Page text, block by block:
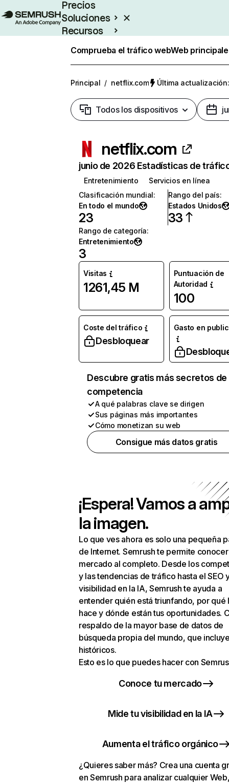
Precios
Soluciones
Recursos
Comprueba el tráfico webWeb
Principal / netflix.com Última
Todos los dispositivos
netflix.com
junio de 2026 Estadísticas de
Entretenimiento
Servicios en línea
Clasificación mundial:
En todo el mundo
23
Rango del país:
Estados Unidos
33
Rango de categoría:
Entretenimiento
3
Visitas
1261,45 M
Puntuación de
Autoridad
100
Coste del tráfico
Desbloquear
Gasto en
Descubre gratis más secretos de
competencia
A qué palabras clave se dirigen
Sus páginas más importantes
Cómo monetizan su web
Consigue más datos gratis
¡Espera! Vamos a
la imagen.
Lo que ves ahora es solo una pequeña
de Internet. Semrush te permite
mercado al completo. Desde los
y las tendencias de tráfico hasta el SEO
visibilidad en la IA, Semrush te ayuda a
entender quién está triunfando, por qué
hace y dónde están tus oportunidades.
respaldo de la mayor base de datos de
búsqueda propia del mundo, que
históricos.
Esto es lo que puedes hacer con
Conoce tu mercado
Mide tu visibilidad en la IA
Aumenta el tráfico orgánico
¿Quieres saber más? Crea una cuenta
en Semrush para analizar cualquier